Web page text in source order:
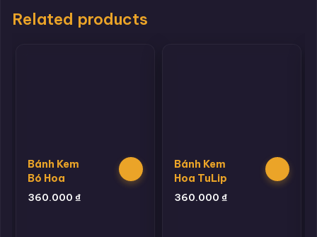
Related products
Bánh Kem
Bó Hoa
360.000 ₫
Bánh Kem
Hoa TuLip
360.000 ₫